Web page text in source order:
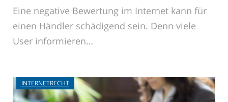
Eine negative Bewertung im Internet kann für
einen Händler schädigend sein. Denn viele
User informieren…
INTERNETRECHT